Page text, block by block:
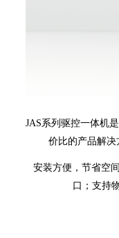
JAS系列驱控一体机
价比的产品解决
安装方便，节省空
口；支持